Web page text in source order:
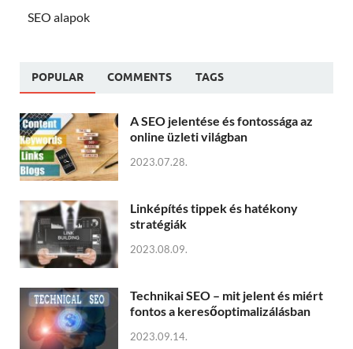
SEO alapok
POPULAR COMMENTS TAGS
A SEO jelentése és fontossága az
online üzleti világban
2023.07.28.
Linképítés tippek és hatékony
stratégiák
2023.08.09.
Technikai SEO – mit jelent és miért
fontos a keresőoptimalizálásban
2023.09.14.